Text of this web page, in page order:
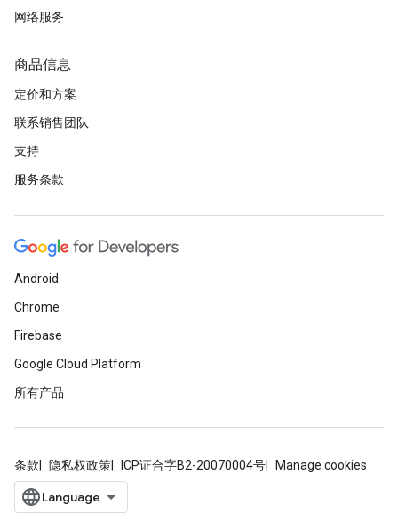
网络服务
商品信息
定价和方案
联系销售团队
支持
服务条款
Android
Chrome
Firebase
Google Cloud Platform
所有产品
条款 隐私权政策 ICP证合字B2-20070004号 Manage cookies